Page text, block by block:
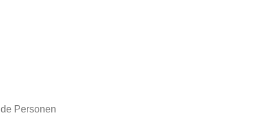
Personen